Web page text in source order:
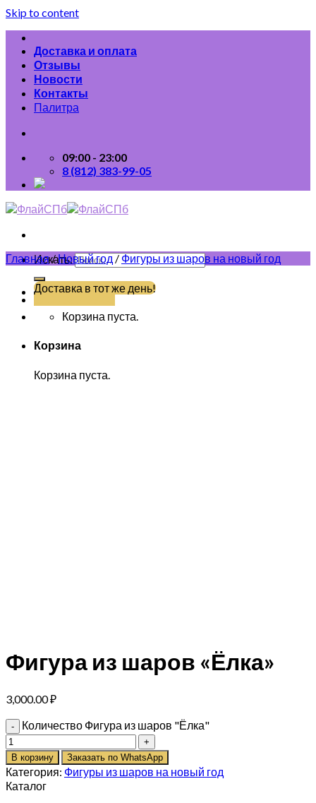
Skip to content
Доставка и оплата
Отзывы
Новости
Контакты
Палитра
09:00 - 23:00
8 (812) 383-99-05
Искать:
(812) 383-99-05
Доставка в тот же день!
Корзина пуста.
Корзина
Корзина пуста.
Главная/Новый год/Фигуры из шаров на новый год
Фигура из шаров «Ёлка»
3,000.00₽
Количество Фигура из шаров "Ёлка"
В корзину Заказать по WhatsApp
Категория: Фигуры из шаров на новый год
Каталог